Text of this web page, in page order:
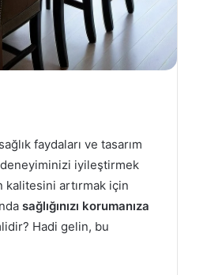
faydaları ve tasarım
deneyiminizi iyileştirmek
kalitesini artırmak için
sağlığınızı korumanıza
Hadi gelin, bu